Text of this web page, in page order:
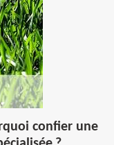
confier une